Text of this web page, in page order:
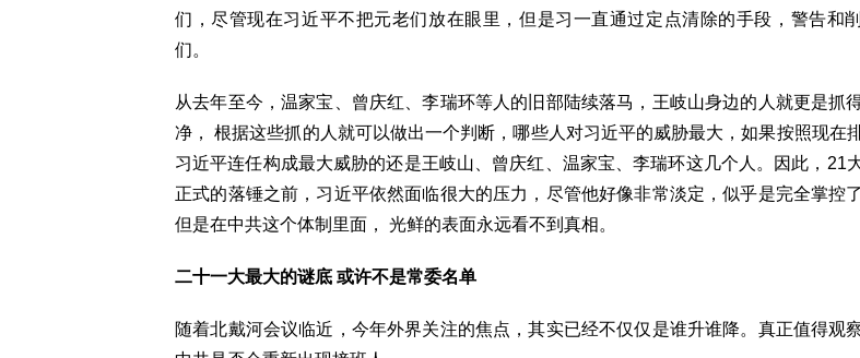
们，尽管现在习近平不把元老们放在眼里，但是习一直通过定点清除的手段，警告和
们。
从去年至今，温家宝、曾庆红、李瑞环等人的旧部陆续落马，王岐山身边的人就更是抓
净， 根据这些抓的人就可以做出一个判断，哪些人对习近平的威胁最大，如果按照现在
习近平连任构成最大威胁的还是王岐山、曾庆红、温家宝、李瑞环这几个人。因此，21
正式的落锤之前，习近平依然面临很大的压力，尽管他好像非常淡定，似乎是完全掌控
但是在中共这个体制里面， 光鲜的表面永远看不到真相。
二十一大最大的谜底 或许不是常委名单
随着北戴河会议临近，今年外界关注的焦点，其实已经不仅仅是谁升谁降。真正值得观